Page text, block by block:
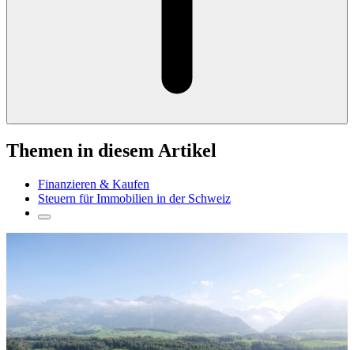
Themen in diesem Artikel
Finanzieren & Kaufen
Steuern für Immobilien in der Schweiz